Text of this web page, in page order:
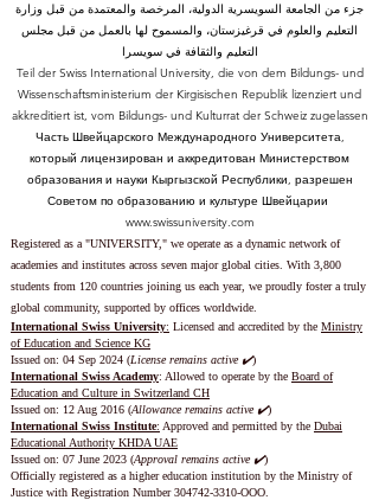
جزء من الجامعة السويسرية الدولية، المرخصة والمعتمدة من قبل وزارة
التعليم والعلوم في قرغيزستان، والمسموح لها بالعمل من قبل مجلس
التعليم والثقافة في سويسرا
Teil der Swiss International University, die von dem Bildungs- und
Wissenschaftsministerium der Kirgisischen Republik lizenziert und
akkreditiert ist, vom Bildungs- und Kulturrat der Schweiz zugelassen
Часть Швейцарского Международного Университета,
который лицензирован и аккредитован Министерством
образования и науки Кыргызской Республики, разрешен
Советом по образованию и культуре Швейцарии
www.swissuniversity.com
Registered as a "UNIVERSITY," we operate as a dynamic network of
academies and institutes across seven major global cities. With 3,800
students from 120 countries joining us each year, we proudly foster a truly
global community, supported by offices worldwide.
International Swiss University: Licensed and accredited by the Ministry
of Education and Science KG
Issued on: 04 Sep 2024 (License remains active ✔️)
International Swiss Academy: Allowed to operate by the Board of
Education and Culture in Switzerland CH
Issued on: 12 Aug 2016 (Allowance remains active ✔️)
International Swiss Institute: Approved and permitted by the Dubai
Educational Authority KHDA UAE
Issued on: 07 June 2023 (Approval remains active ✔️)
Officially registered as a higher education institution by the Ministry of
Justice with Registration Number304742-3310-OOO.